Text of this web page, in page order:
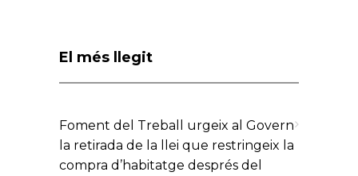
El més llegit
Foment del Treball urgeix al Govern
la retirada de la llei que restringeix la
compra d’habitatge després del